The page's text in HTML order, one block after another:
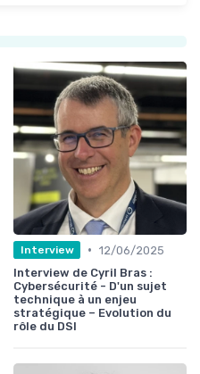
Interview • 12/06/2025
Interview de Cyril Bras :
Cybersécurité - D'un sujet
technique à un enjeu
stratégique – Evolution du
rôle du DSI